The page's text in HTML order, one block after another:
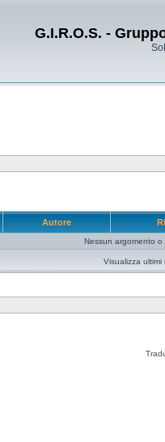
G.I.R.O.S. -
Autore
Nessun argomento o
Visualizza ultimi